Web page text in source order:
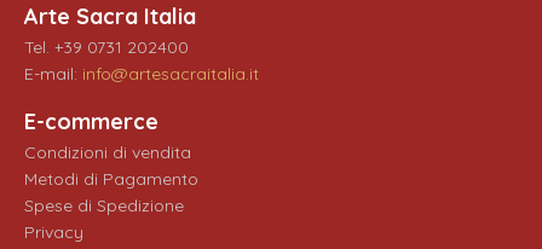
Arte Sacra Italia
Tel. +39 0731 202400
E-mail: info@artesacraitalia.it
E-commerce
Condizioni di vendita
Metodi di Pagamento
Spese di Spedizione
Privacy